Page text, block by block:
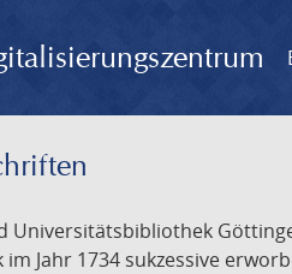
Universitätsbibliothek
Jahr 1734 sukzessive